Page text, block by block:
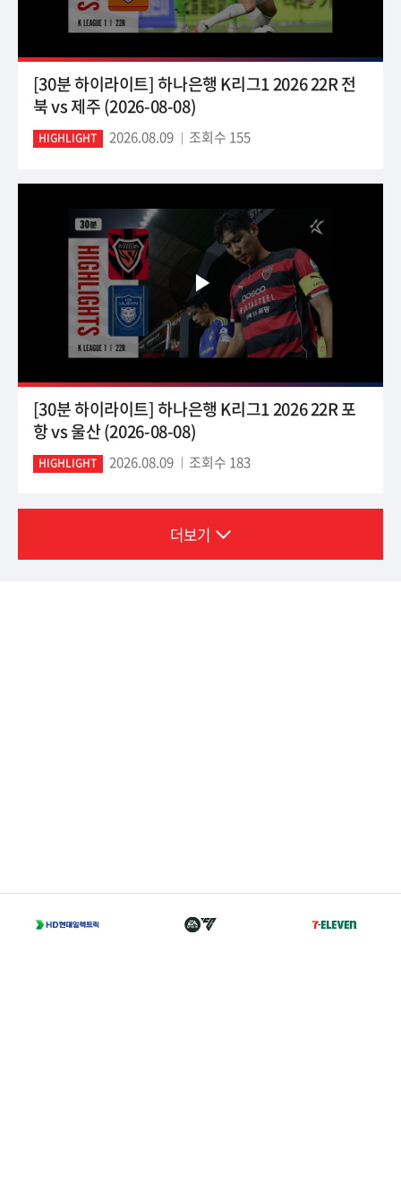
[30분 하이라이트] 하나은행 K리그1 2026 22R 전
북 vs 제주 (2026-08-08)
HIGHLIGHT 2026.08.09 조회수 155
[30분 하이라이트] 하나은행 K리그1 2026 22R 포
항 vs 울산 (2026-08-08)
HIGHLIGHT 2026.08.09 조회수 183
더보기